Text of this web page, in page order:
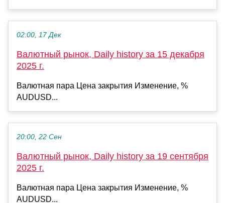
02:00, 17 Дек
Валютный рынок, Daily history за 15 декабря
2025 г.
Валютная пара Цена закрытия Изменение, %
AUDUSD...
20:00, 22 Сен
Валютный рынок, Daily history за 19 сентября
2025 г.
Валютная пара Цена закрытия Изменение, %
AUDUSD...